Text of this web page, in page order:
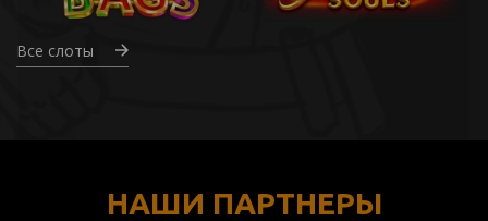
Все слоты
НАШИ ПАРТНЕРЫ